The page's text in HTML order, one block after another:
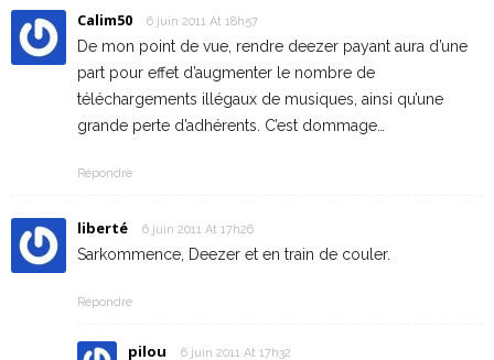
Calim50 6 juin 2011 At 18h57
De mon point de vue, rendre deezer payant aura d’une
part pour effet d’augmenter le nombre de
téléchargements illégaux de musiques, ainsi qu’une
grande perte d’adhérents. C’est dommage…
Répondre
liberté 6 juin 2011 At 17h26
Sarkommence, Deezer et en train de couler.
Répondre
pilou 6 juin 2011 At 17h32